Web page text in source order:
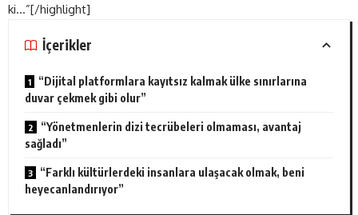
ki…”[/highlight]
İçerikler
“Dijital platformlara kayıtsız kalmak ülke sınırlarına
duvar çekmek gibi olur”
“Yönetmenlerin dizi tecrübeleri olmaması, avantaj
sağladı”
“Farklı kültürlerdeki insanlara ulaşacak olmak, beni
heyecanlandırıyor”